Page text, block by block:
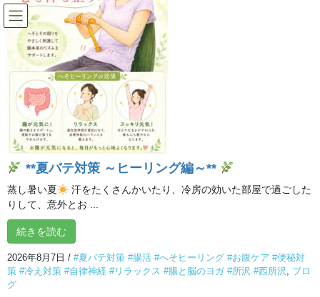
コ
ン
ナ
ビ
ブログ
HOME ブログ 自らが健康を創る力を高めましょう！
2019年9月4日 / 最終更新日時 :2019年9月4日
タジオ
自らが健康を創る力を高めましょ
う！
健康を創る力を高めよう！「体力」「心力」「脳力」アップの健
康サポートします。
**夏バテ対策 ～ヒーリング編～**
蒸し暑い夏
汗をたくさんかいたり、冷房の効いた部屋で過ごした
りして、意外とお ...
続きを読む
2026年8月7日 / #夏バテ対策 #腸活 #へそヒーリング #お腹ケア #便秘対
策 #冷え対策 #自律神経 #リラックス #腸と脳のヨガ #所沢 #西所沢 , ブロ
グ